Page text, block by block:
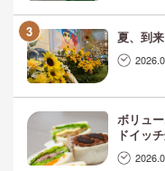
夏、到来
ボリュ
ドイッ